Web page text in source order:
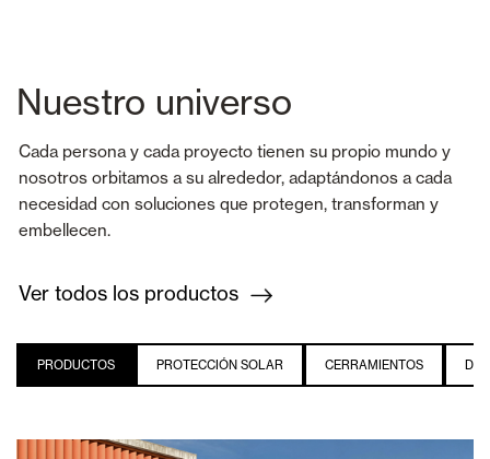
Nuestro universo
Cada persona y cada proyecto tienen su propio mundo y
nosotros orbitamos a su alrededor, adaptándonos a cada
necesidad con soluciones que protegen, transforman y
embellecen.
Ver todos los productos
PRODUCTOS PROTECCIÓN SOLAR CERRAMIENTOS